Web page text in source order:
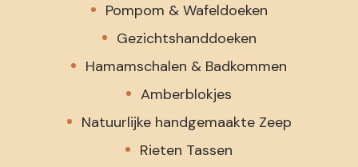
Pompom & Wafeldoeken
Gezichtshanddoeken
Hamamschalen & Badkommen
Amberblokjes
Natuurlijke handgemaakte Zeep
Rieten Tassen